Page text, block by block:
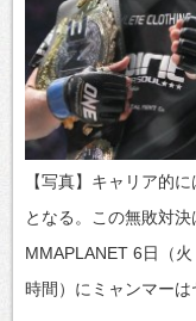
【写真】キャリア的
となる。この無敗対
MMAPLANET 6日（
時間）にミャンマー